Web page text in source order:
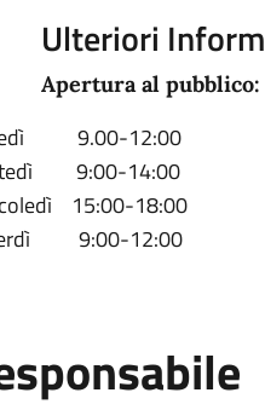
Ulteriori
Apertura al pubblico:
9.00-12:00
9:00-14:00
15:00-18:00
9:00-12:00